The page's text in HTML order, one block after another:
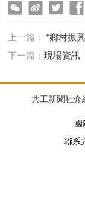
linetelegram copy
上一篇： “鄉村振
下一篇：現場資訊
共工新聞社介
聯系